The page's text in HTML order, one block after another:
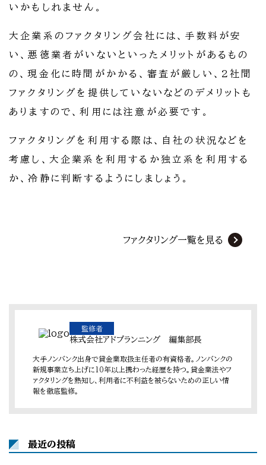
いかもしれません。
大企業系のファクタリング会社には、手数料が安
い、悪徳業者がいないといったメリットがあるもの
の、現金化に時間がかかる、審査が厳しい、2社間
ファクタリングを提供していないなどのデメリットも
ありますので、利用には注意が必要です。
ファクタリングを利用する際は、自社の状況などを
考慮し、大企業系を利用するか独立系を利用する
か、冷静に判断するようにしましょう。
ファクタリング一覧を見る
監修者
株式会社アドプランニング 編集部長
大手ノンバンク出身で貸金業取扱主任者の有資格者。ノンバンクの
新規事業立ち上げに10年以上携わった経歴を持つ。貸金業法やフ
ァクタリングを熟知し、利用者に不利益を被らないための正しい情
報を徹底監修。
最近の投稿